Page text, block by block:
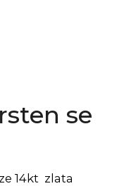
se
14kt zlata